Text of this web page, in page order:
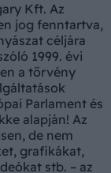
Kft. Az
jog fenntartva,
céljára
1999. évi
a törvény
Parlament és
alapján! Az
de nem
grafikákat,
stb. – az